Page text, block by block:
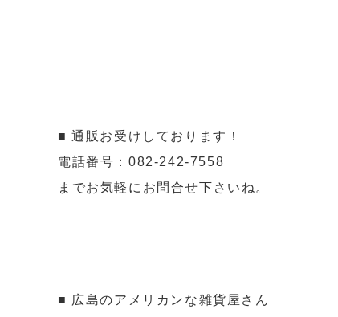
■ 通販お受けしております！
電話番号：082-242-7558
までお気軽にお問合せ下さいね。
■ 広島のアメリカンな雑貨屋さん